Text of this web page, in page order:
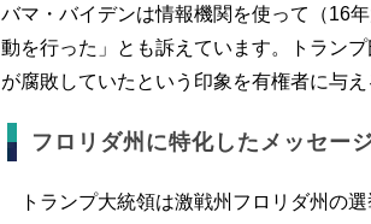
バマ・バイデンは情報機関を使って（16
動を行った」とも訴えています。トラン
が腐敗していたという印象を有権者に与え
フロリダ州に特化したメッセー
トランプ大統領は激戦州フロリダ州の